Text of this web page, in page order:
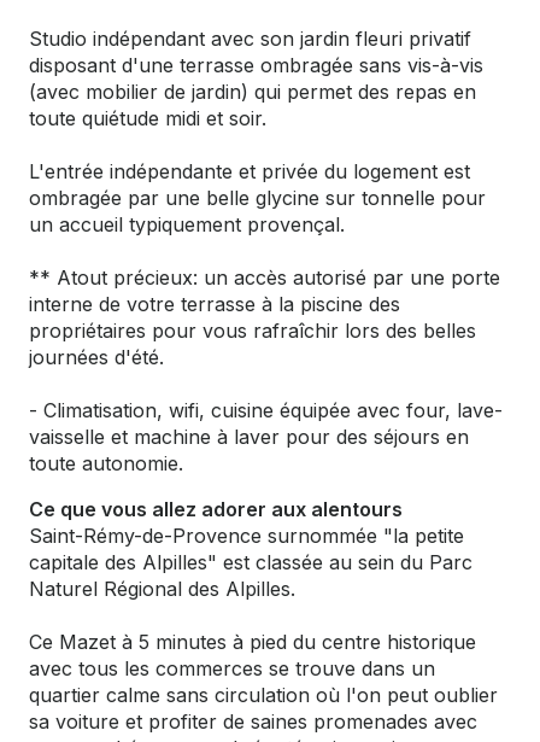
Studio indépendant avec son jardin fleuri privatif
disposant d'une terrasse ombragée sans vis-à-vis
(avec mobilier de jardin) qui permet des repas en
toute quiétude midi et soir.
L'entrée indépendante et privée du logement est
ombragée par une belle glycine sur tonnelle pour
un accueil typiquement provençal.
** Atout précieux: un accès autorisé par une porte
interne de votre terrasse à la piscine des
propriétaires pour vous rafraîchir lors des belles
journées d'été.
- Climatisation, wifi, cuisine équipée avec four, lave-
vaisselle et machine à laver pour des séjours en
toute autonomie.
Ce que vous allez adorer aux alentours
Saint-Rémy-de-Provence surnommée "la petite
capitale des Alpilles" est classée au sein du Parc
Naturel Régional des Alpilles.
Ce Mazet à 5 minutes à pied du centre historique
avec tous les commerces se trouve dans un
quartier calme sans circulation où l'on peut oublier
sa voiture et profiter de saines promenades avec